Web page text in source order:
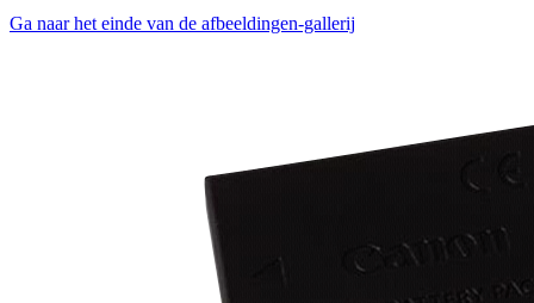
Ga naar het einde van de afbeeldingen-gallerij